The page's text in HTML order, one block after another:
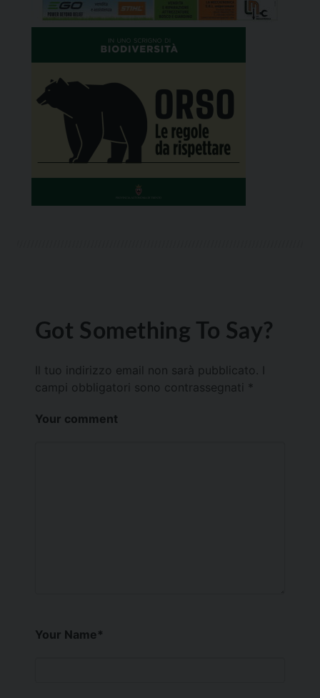
Got Something To Say?
Il tuo indirizzo email non sarà pubblicato.
campi obbligatori sono contrassegnati *
Your comment
Your Name*